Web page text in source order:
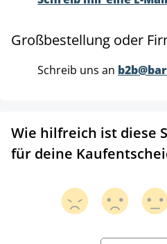
Großbestellung oder
Schreib uns an
Wie hilfreich ist diese
für deine